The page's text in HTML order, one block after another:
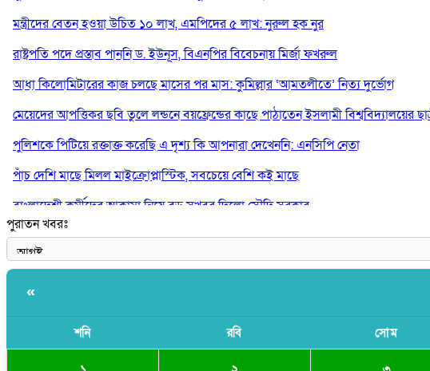
মন্ত্রীদের বেতন হওয়া উচিত ১০ লাখ, এমপিদের ৫ লাখ: নুরুল হক নুর
রাষ্ট্রপতি পদে প্রস্তাব পাননি ড. ইউনূস, বিএনপির বিবেচনায় মির্জা ফখরুল
আধা কিলোমিটারের কাজ চলছে মাসের পর মাস: কুমিল্লার ‘আমতলীতে’ নিত্য দুর্ভোগ
মেয়েদের আপত্তিকর ছবি তুলে লন্ডনে বয়ফ্রেন্ডের কাছে পাঠাতেন ইসলামী বিশ্ববিদ্যালয়ের
পুলিশকে পিটিয়ে রক্তাক্ত করেছি এ দৃশ্য কি আপনারা দেখেননি: এনসিপি নেতা
পাঁচ দেশি মাছে মিলল মাইক্রোপ্লাস্টিক, সবচেয়ে বেশি কই মাছে
বাংলাদেশী কর্মীদের আকামা নিয়ে বড় সুখবর দিলো সৌদি সরকার
ভারতের পূর্ব সীমান্তে এখন ‘আরেকটি পাকিস্তান’ গড়ে উঠেছে: সজীব ওয়াজেদ জয়
পুরাতন খবরঃ
«
শনি রবি সোম